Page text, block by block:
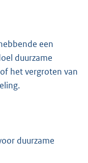
een
duurzame
het vergroten van
duurzame